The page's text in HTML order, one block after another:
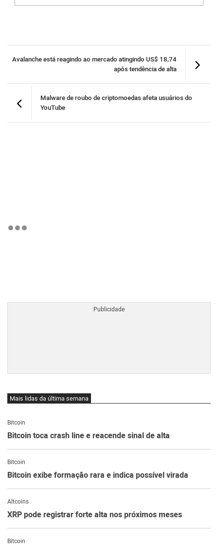
Avalanche está reagindo ao mercado atingindo US$ 18,74
após tendência de alta
Malware de roubo de criptomoedas afeta usuários do
YouTube
Mais lidas da última semana
Bitcoin
Bitcoin toca crash line e reacende sinal de alta
Bitcoin
Bitcoin exibe formação rara e indica possível virada
Altcoins
XRP pode registrar forte alta nos próximos meses
Bitcoin